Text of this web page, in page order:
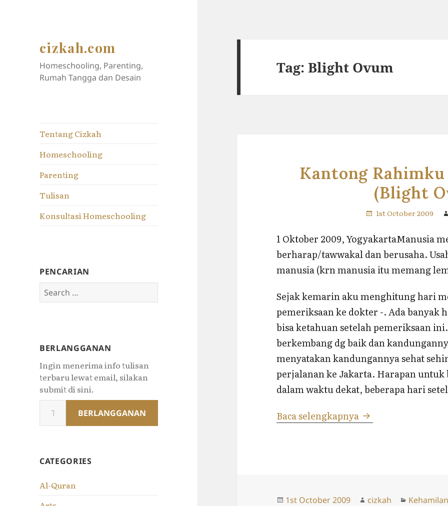
cizkah.com
Homeschooling, Parenting,
Rumah Tangga dan Desain
Tentang Cizkah
Homeschooling
Parenting
Tulisan
Konsultasi Homeschooling
PENCARIAN
Search
for:
BERLANGGANAN
Ingin menerima info tulisan
terbaru lewat email, silakan
submit di sini.
your
email…
BERLANGGANAN
CATEGORIES
Al-Quran
Tag:Blight Ovum
Kantong
(Blight
1st October 2009
1 Oktober 2009, YogyakartaManusia
berharap/tawwakal dan berusaha.
manusia (krn manusia itu memang
Sejak kemarin aku menghitung hari
pemeriksaan ke dokter -. Ada banyak
bisa ketahuan setelah pemeriksaan
berkembang dg baik dan
menyatakan kandungannya sehat
perjalanan ke Jakarta. Harapan
dalam waktu dekat, beberapa hari
Baca selengkapnya Kantong Rahimku
Posted
1st October 2009 Author
cizkah Categories
Kehamilan